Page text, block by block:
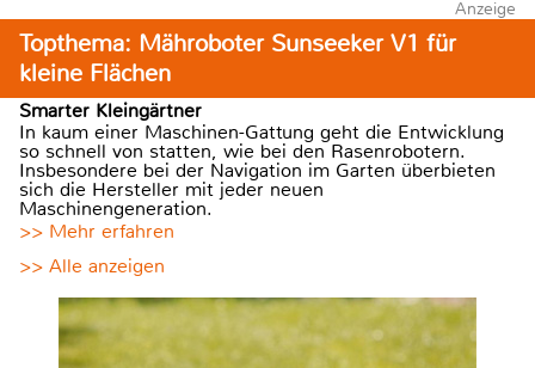
Anzeige
Topthema: Mähroboter Sunseeker V1 für
kleine Flächen
Smarter Kleingärtner
In kaum einer Maschinen-Gattung geht die Entwicklung
so schnell von statten, wie bei den Rasenrobotern.
Insbesondere bei der Navigation im Garten überbieten
sich die Hersteller mit jeder neuen
Maschinengeneration.
>> Mehr erfahren
>> Alle anzeigen